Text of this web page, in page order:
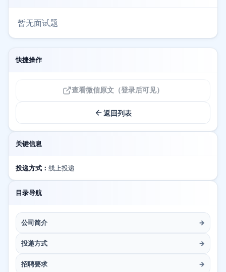
暂无面试题
快捷操作
查看微信原文（登录后可见）
返回列表
关键信息
投递方式： 线上投递
目录导航
公司简介 →
投递方式 →
招聘要求 →